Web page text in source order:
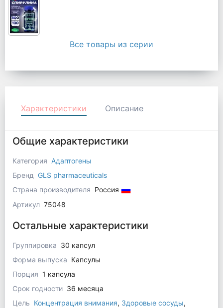
Все товары из серии
Характеристики Описание
Общие характеристики
Категория Адаптогены
Бренд
GLS pharmaceuticals
Страна производителя Россия
Артикул 75048
Остальные характеристики
Группировка 30 капсул
Форма выпуска Капсулы
Порция 1 капсула
Срок годности 36 месяца
Цель Концентрация внимания, Здоровые сосуды,